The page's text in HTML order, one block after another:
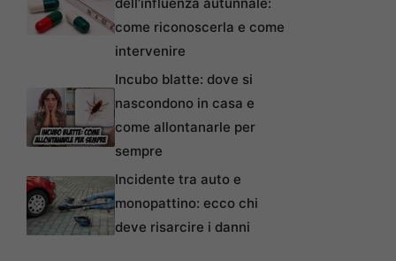
come riconoscerla e come
intervenire
Incubo blatte: dove si
nascondono in casa e
come allontanarle per
sempre
Incidente tra auto e
monopattino: ecco chi
deve risarcire i danni